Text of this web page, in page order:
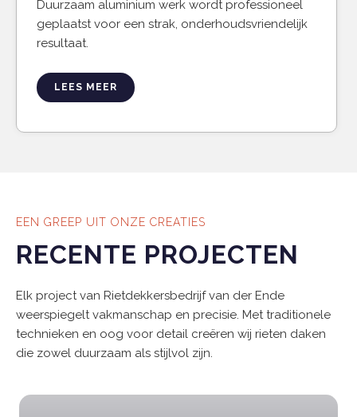
Duurzaam aluminium werk wordt professioneel
geplaatst voor een strak, onderhoudsvriendelijk
resultaat.
LEES MEER
EEN GREEP UIT ONZE CREATIES
RECENTE PROJECTEN
Elk project van Rietdekkersbedrijf van der Ende
weerspiegelt vakmanschap en precisie. Met traditionele
technieken en oog voor detail creëren wij rieten daken
die zowel duurzaam als stijlvol zijn.